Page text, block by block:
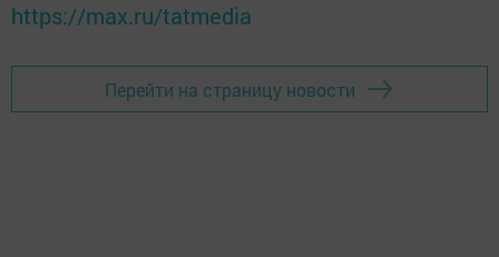
https://max.ru/tatmedia
Перейти на страницу новости